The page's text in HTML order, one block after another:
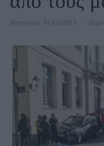
Κατηγορία: ΚΟΙΝΩΝΙΑ